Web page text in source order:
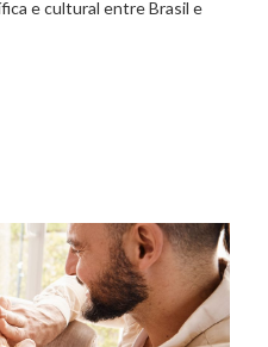
e cultural entre Brasil e